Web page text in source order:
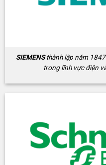
SIEMENSthành lập năm 1847
trong lĩnh vực điện